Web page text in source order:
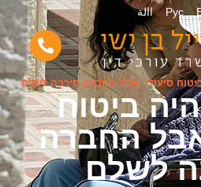
Рус االة
סיעודי, אבל החברה סירבה לשלם
ביטוח
החברה
לשלם